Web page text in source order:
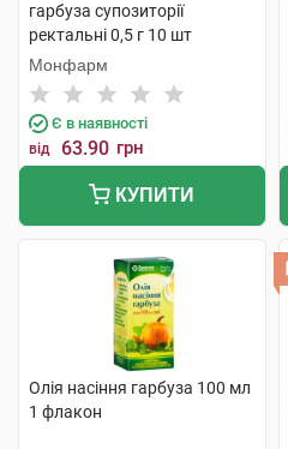
гарбуза супозиторії
ректальні 0,5 г 10 шт
Монфарм
Є в наявності
від 63.90 грн
КУПИТИ
Олія насіння гарбуза 100 мл
1 флакон